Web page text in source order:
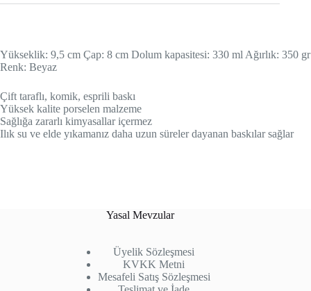
Yükseklik: 9,5 cm Çap: 8 cm Dolum kapasitesi: 330 ml Ağırlık: 350 gr
Renk: Beyaz
Çift taraflı, komik, esprili baskı
Yüksek kalite porselen malzeme
Sağlığa zararlı kimyasallar içermez
Ilık su ve elde yıkamanız daha uzun süreler dayanan baskılar sağlar
Yasal Mevzular
Üyelik Sözleşmesi
KVKK Metni
Mesafeli Satış Sözleşmesi